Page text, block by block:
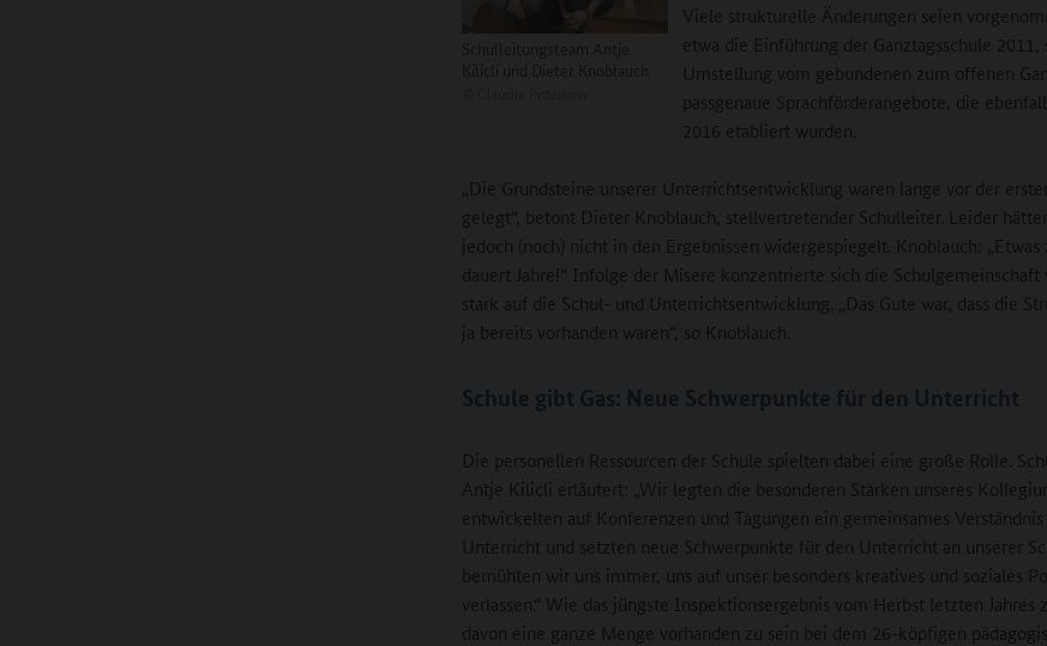
Viele strukturelle Änderungen seien
etwa die Einführung der Ganztagsschule 2011,
Umstellung vom gebundenen zum offenen
passgenaue Sprachförderangebote, die
2016 etabliert wurden.
„Die Grundsteine unserer Unterrichtsentwicklung waren lange vor der
gelegt“, betont Dieter Knoblauch, stellvertretender Schulleiter. Leider
jedoch (noch) nicht in den Ergebnissen widergespiegelt. Knoblauch: „Etwas
dauert Jahre!“ Infolge der Misere konzentrierte sich die Schulgemeinschaft
stark auf die Schul- und Unterrichtsentwicklung. „Das Gute war, dass die
ja bereits vorhanden waren“, so Knoblauch.
Schule gibt Gas: Neue Schwerpunkte für den Unterricht
Die personellen Ressourcen der Schule spielten dabei eine große Rolle.
Antje Kilicli erläutert: „Wir legten die besonderen Stärken unseres
entwickelten auf Konferenzen und Tagungen ein gemeinsames Verständnis
Unterricht und setzten neue Schwerpunkte für den Unterricht an unserer
bemühten wir uns immer, uns auf unser besonders kreatives und soziales
verlassen.“ Wie das jüngste Inspektionsergebnis vom Herbst letzten Jahres
davon eine ganze Menge vorhanden zu sein bei dem 26-köpfigen